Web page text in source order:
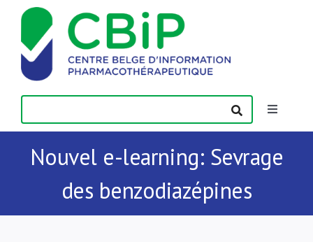
Passer
contenu
Toggle
Actualités
Publications
Nouvel e-learning: Sevrage
des benzodiazépines